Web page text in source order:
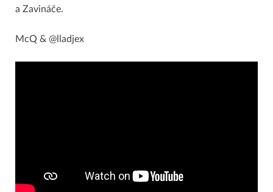
a Zavináče.
McQ & @lladjex